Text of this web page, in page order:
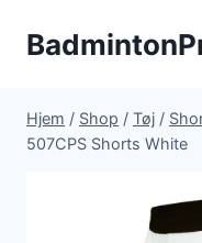
Hjem / Shop / Tøj /
507CPS Shorts White